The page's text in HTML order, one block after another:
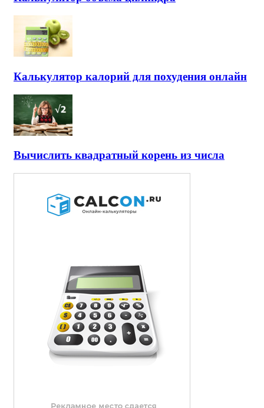
Калькулятор калорий для похудения онлайн
Вычислить квадратный корень из числа